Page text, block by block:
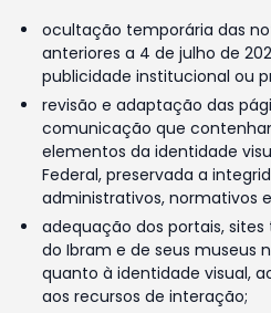
ocultação temporária das
anteriores a 4 de julho de
publicidade institucional ou
revisão e adaptação das
comunicação que
elementos da identidade
Federal, preservada a
administrativos, normativos
adequação dos portais,
do Ibram e de seus museus
quanto à identidade visual,
aos recursos de interação;